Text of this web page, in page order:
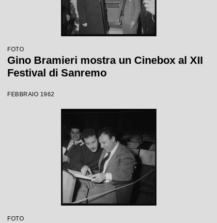
FOTO
Gino Bramieri mostra un Cinebox al XII
Festival di Sanremo
FEBBRAIO 1962
FOTO